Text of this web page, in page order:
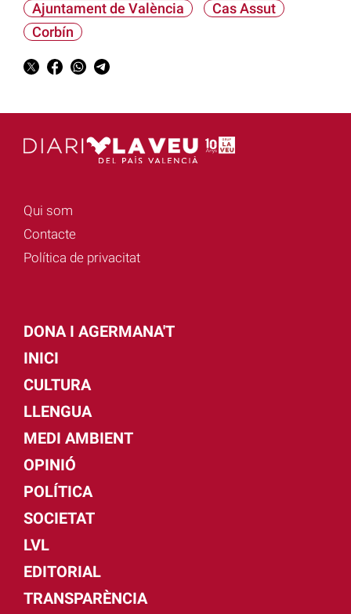
Ajuntament de València
Cas Assut
Corbín
Qui som
Contacte
Política de privacitat
DONA I AGERMANA'T
INICI
CULTURA
LLENGUA
MEDI AMBIENT
OPINIÓ
POLÍTICA
SOCIETAT
LVL
EDITORIAL
TRANSPARÈNCIA